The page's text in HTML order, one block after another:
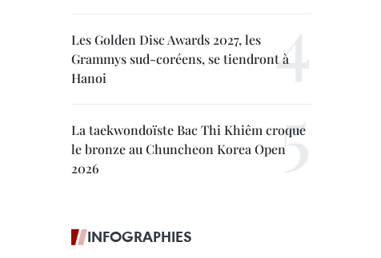
Les Golden Disc Awards 2027, les
Grammys sud-coréens, se tiendront à
Hanoi
La taekwondoïste Bac Thi Khiêm croque
le bronze au Chuncheon Korea Open
2026
INFOGRAPHIES